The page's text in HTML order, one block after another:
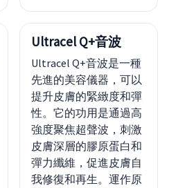
Ultracel Q+音波
Ultracel Q+音波是一種
先進的美容儀器，可以
提升皮膚的緊緻度和彈
性。它的功用是通過高
強度聚焦超聲波，刺激
皮膚深層的膠原蛋白和
彈力纖維，促進皮膚自
我修復和再生。運作原